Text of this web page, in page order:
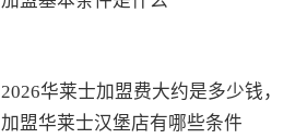
2026华莱士加盟费大约是多少钱，
加盟华莱士汉堡店有哪些条件